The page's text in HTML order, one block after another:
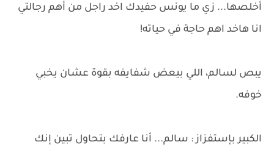
أخلصها... زي ما يونس حفيدك اخد راجل من أهم رجالتي
انا هاخد اهم حاجة في حياته!
يبص لسالم، اللي بيعض شفايفه بقوة عشان يخبي
خوفه.
الكبير بإستفزاز : سالم... أنا عارفك بتحاول تبين إنك